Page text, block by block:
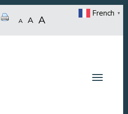
A A A
French ▼
Toggle